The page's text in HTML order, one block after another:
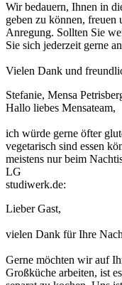
Wir bedauern, Ihnen in
geben zu können, freuen
Anregung. Sollten Sie
Sie sich jederzeit gerne
Vielen Dank und
Stefanie, Mensa
Hallo liebes Mensateam,
ich würde gerne öfter
vegetarisch sind essen
meistens nur beim
LG
studiwerk.de:
Lieber Gast,
vielen Dank für Ihre
Gerne möchten wir auf
Großküche arbeiten, ist